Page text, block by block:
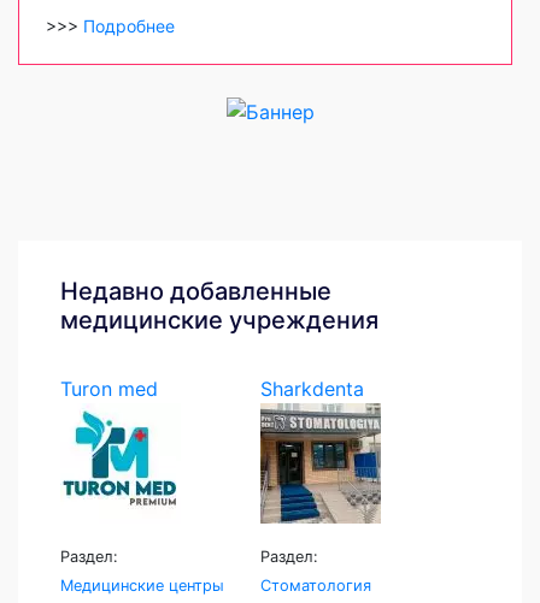
>>> Подробнее
Недавно добавленные
медицинские учреждения
Turon med
Раздел:
Медицинские центры
Sharkdenta
Раздел:
Стоматология